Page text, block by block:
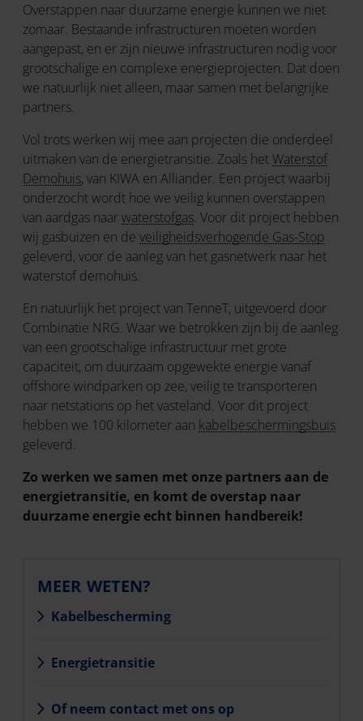
Overstappen naar duurzame energie kunnen we niet
zomaar. Bestaande infrastructuren moeten worden
aangepast, en er zijn nieuwe infrastructuren nodig voor
grootschalige en complexe energieprojecten. Dat doen
we natuurlijk niet alleen, maar samen met belangrijke
partners.
Vol trots werken wij mee aan projecten die onderdeel
uitmaken van de energietransitie. Zoals hetWaterstof
Demohuis, van KIWA en Alliander. Een project waarbij
onderzocht wordt hoe we veilig kunnen overstappen
van aardgas naarwaterstofgas. Voor dit project hebben
wij gasbuizen en de veiligheidsverhogende Gas-Stop
geleverd, voor de aanleg van het gasnetwerk naar het
waterstof demohuis.
En natuurlijk het project van TenneT, uitgevoerd door
Combinatie NRG. Waar we betrokken zijn bij de aanleg
van een grootschalige infrastructuur met grote
capaciteit, om duurzaam opgewekte energie vanaf
offshore windparken op zee, veilig te transporteren
naar netstations op het vasteland. Voor dit project
hebben we 100 kilometer aan kabelbeschermingsbuis
geleverd.
Zo werken we samen met onze partners aan de
energietransitie, en komt de overstap naar
duurzame energie echt binnen handbereik!
MEER WETEN?
Kabelbescherming
Energietransitie
Of neem contact met ons op